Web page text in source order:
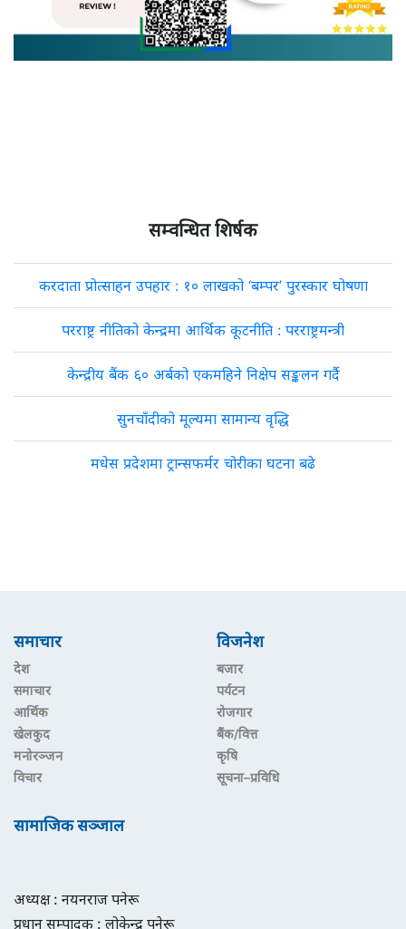
सम्वन्धित शिर्षक
करदाता प्रोत्साहन उपहार : १० लाखको ‘बम्पर’ पुरस्कार घोषणा
परराष्ट्र नीतिको केन्द्रमा आर्थिक कूटनीति : परराष्ट्रमन्त्री
केन्द्रीय बैंक ६० अर्बको एकमहिने निक्षेप सङ्कलन गर्दै
सुनचाँदीको मूल्यमा सामान्य वृद्धि
मधेस प्रदेशमा ट्रान्सफर्मर चोरीका घटना बढे
समाचार
देश
समाचार
आर्थिक
खेलकुद
मनोरञ्जन
विचार
विजनेश
बजार
पर्यटन
रोजगार
बैंक/वित्त
कृषि
सूचना–प्रविधि
सामाजिक सञ्जाल
अध्यक्ष : नयनराज पनेरू
प्रधान सम्पादक : लोकेन्द्र पनेरू